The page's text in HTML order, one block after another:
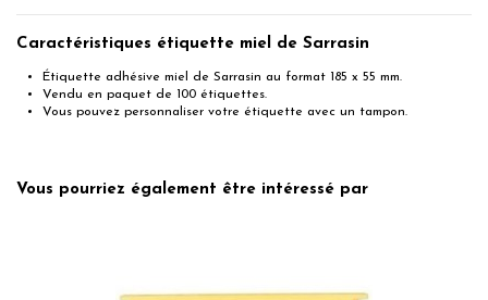
Caractéristiques étiquette miel de Sarrasin
Étiquette adhésive miel de Sarrasin au format 185 x 55 mm.
Vendu en paquet de 100 étiquettes.
Vous pouvez personnaliser votre étiquette avec un tampon.
Vous pourriez également être intéressé par